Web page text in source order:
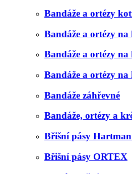
Bandáže a ortézy
Bandáže a ortézy
Bandáže a ortézy
Bandáže a ortézy
Bandáže záhřevné
Bandáže, ortézy a
Břišní pásy
Břišní pásy ORTEX